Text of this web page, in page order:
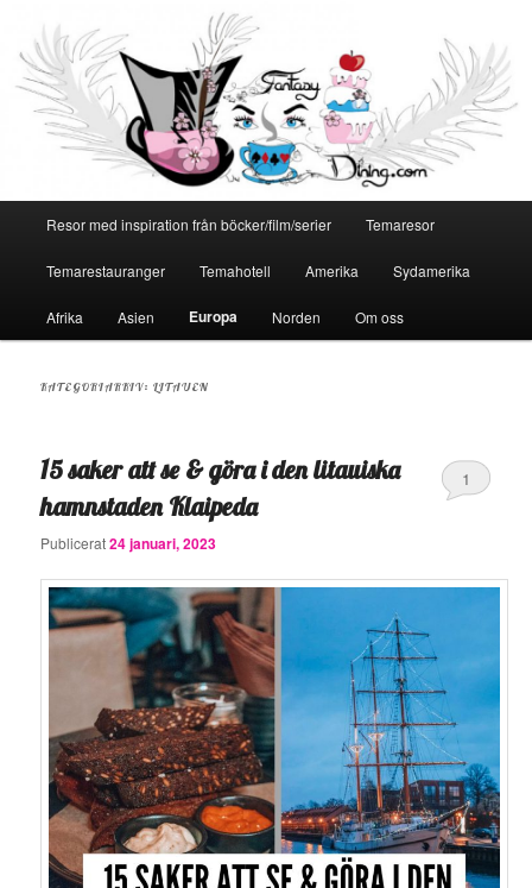
Hoppa
till
primärt
innehåll
Hoppa
till
sekundärt
innehåll
Resor med inspiration från böcker/film/serier Temaresor
Temarestauranger Temahotell Amerika Sydamerika
Afrika Asien Europa Norden Om oss
KATEGORIARKIV:LITAUEN
15 saker att se & göra i den litauiska
hamnstaden Klaipeda
Publicerat24 januari, 2023
1